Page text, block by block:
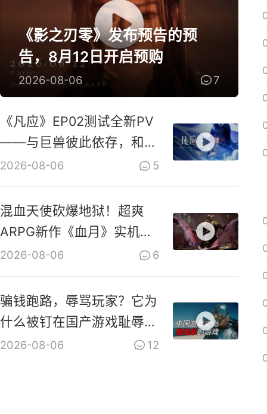
《影之刃零》发布预告的预
告，8月12日开启预购
2026-08-06 7
《凡应》EP02测试全新PV
——与巨兽彼此依存，和鸣
共生！
2026-08-06 5
混血天使砍爆地狱！超爽
ARPG新作《血月》实机演
示视频
2026-08-06 6
骗钱跑路，辱骂玩家？它为
什么被钉在国产游戏耻辱柱
上？【是个人物10】
2026-08-06 12